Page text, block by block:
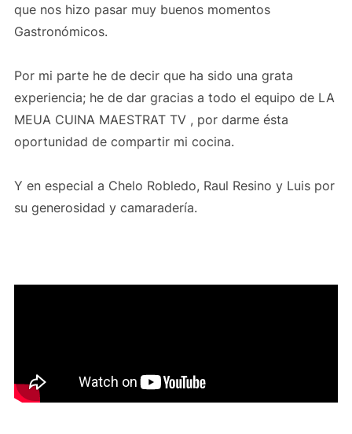
que nos hizo pasar muy buenos momentos
Gastronómicos.
Por mi parte he de decir que ha sido una grata
experiencia; he de dar gracias a todo el equipo de LA
MEUA CUINA MAESTRAT TV , por darme ésta
oportunidad de compartir mi cocina.
Y en especial a Chelo Robledo, Raul Resino y Luis por
su generosidad y camaradería.